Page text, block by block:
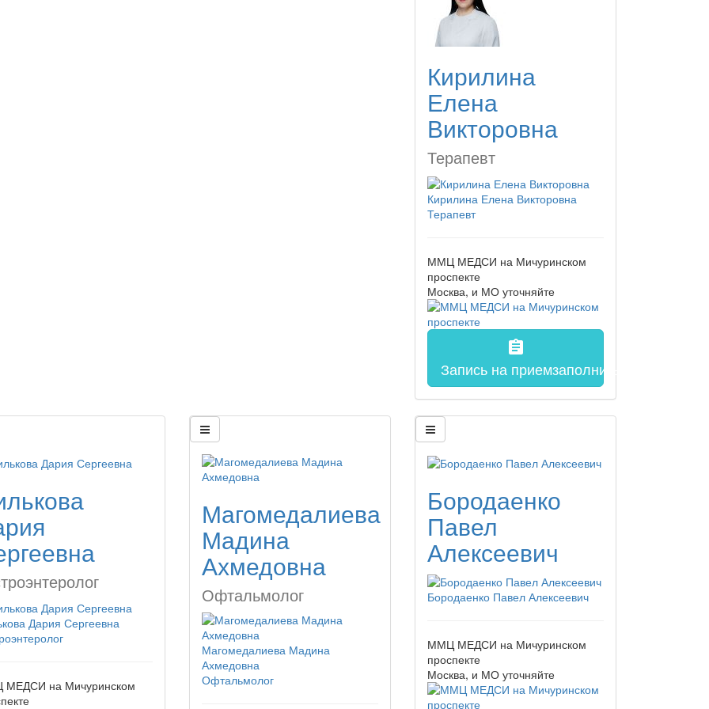
Кирилина
Елена
Викторовна
Терапевт
Кирилина Елена Викторовна
Терапевт
ММЦ МЕДСИ на Мичуринском
проспекте
Москва, и МО уточняйте
assignment
Запись на приемзаполнить форму
Дария Сергеевна
на Мичуринском
Магомедалиева
Мадина
Ахмедовна
Офтальмолог
Магомедалиева Мадина
Ахмедовна
Офтальмолог
Бородаенко
Павел
Алексеевич
Бородаенко Павел Алексеевич
ММЦ МЕДСИ на Мичуринском
проспекте
Москва, и МО уточняйте